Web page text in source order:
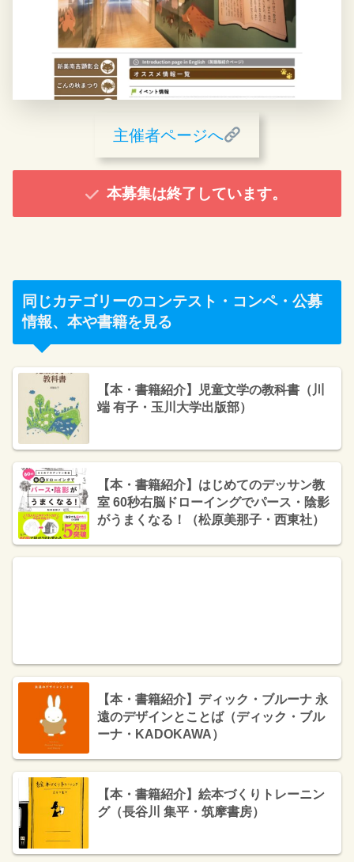
主催者ページへ
本募集は終了しています。
同じカテゴリーのコンテスト・コンペ・公募
情報、本や書籍を見る
【本・書籍紹介】児童文学の教科書（川
端 有子・玉川大学出版部）
【本・書籍紹介】はじめてのデッサン教
室 60秒右脳ドローイングでパース・陰影
がうまくなる！（松原美那子・西東社）
【本・書籍紹介】ディック・ブルーナ 永
遠のデザインとことば（ディック・ブル
ーナ・KADOKAWA）
【本・書籍紹介】絵本づくりトレーニン
グ（長谷川 集平・筑摩書房）